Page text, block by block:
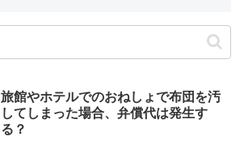
旅館やホテルでのおねしょで布団を汚
してしまった場合、弁償代は発生す
る？